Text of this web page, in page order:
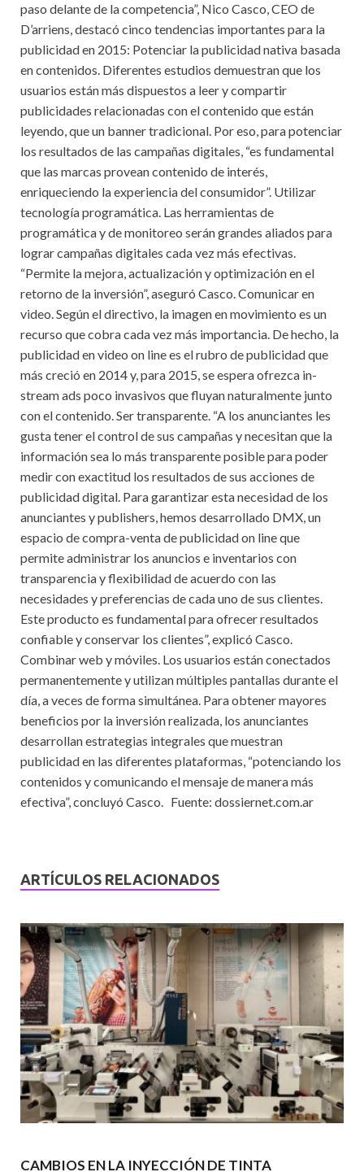
paso delante de la competencia”, Nico Casco, CEO de
D’arriens, destacó cinco tendencias importantes para la
publicidad en 2015: Potenciar la publicidad nativa basada
en contenidos. Diferentes estudios demuestran que los
usuarios están más dispuestos a leer y compartir
publicidades relacionadas con el contenido que están
leyendo, que un banner tradicional. Por eso, para potenciar
los resultados de las campañas digitales, “es fundamental
que las marcas provean contenido de interés,
enriqueciendo la experiencia del consumidor”. Utilizar
tecnología programática. Las herramientas de
programática y de monitoreo serán grandes aliados para
lograr campañas digitales cada vez más efectivas.
“Permite la mejora, actualización y optimización en el
retorno de la inversión”, aseguró Casco. Comunicar en
video. Según el directivo, la imagen en movimiento es un
recurso que cobra cada vez más importancia. De hecho, la
publicidad en video on line es el rubro de publicidad que
más creció en 2014 y, para 2015, se espera ofrezca in-
stream ads poco invasivos que fluyan naturalmente junto
con el contenido. Ser transparente. “A los anunciantes les
gusta tener el control de sus campañas y necesitan que la
información sea lo más transparente posible para poder
medir con exactitud los resultados de sus acciones de
publicidad digital. Para garantizar esta necesidad de los
anunciantes y publishers, hemos desarrollado DMX, un
espacio de compra-venta de publicidad on line que
permite administrar los anuncios e inventarios con
transparencia y flexibilidad de acuerdo con las
necesidades y preferencias de cada uno de sus clientes.
Este producto es fundamental para ofrecer resultados
confiable y conservar los clientes”, explicó Casco.
Combinar web y móviles. Los usuarios están conectados
permanentemente y utilizan múltiples pantallas durante el
día, a veces de forma simultánea. Para obtener mayores
beneficios por la inversión realizada, los anunciantes
desarrollan estrategias integrales que muestran
publicidad en las diferentes plataformas, “potenciando los
contenidos y comunicando el mensaje de manera más
efectiva”, concluyó Casco. Fuente: dossiernet.com.ar
ARTÍCULOS RELACIONADOS
CAMBIOS EN LA INYECCIÓN DE TINTA